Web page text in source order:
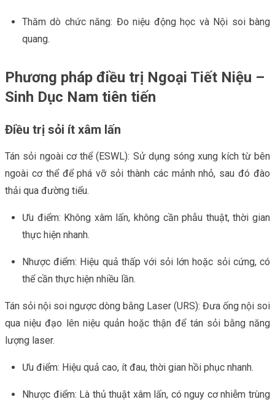
Thăm dò chức năng: Đo niệu động học và Nội soi bàng
quang.
Phương pháp điều trị Ngoại Tiết Niệu –
Sinh Dục Nam tiên tiến
Điều trị sỏi ít xâm lấn
Tán sỏi ngoài cơ thể (ESWL): Sử dụng sóng xung kích từ bên
ngoài cơ thể để phá vỡ sỏi thành các mảnh nhỏ, sau đó đào
thải qua đường tiểu.
Ưu điểm: Không xâm lấn, không cần phẫu thuật, thời gian
thực hiện nhanh.
Nhược điểm: Hiệu quả thấp với sỏi lớn hoặc sỏi cứng, có
thể cần thực hiện nhiều lần.
Tán sỏi nội soi ngược dòng bằng Laser (URS): Đưa ống nội soi
qua niệu đạo lên niệu quản hoặc thận để tán sỏi bằng năng
lượng laser.
Ưu điểm: Hiệu quả cao, ít đau, thời gian hồi phục nhanh.
Nhược điểm: Là thủ thuật xâm lấn, có nguy cơ nhiễm trùng